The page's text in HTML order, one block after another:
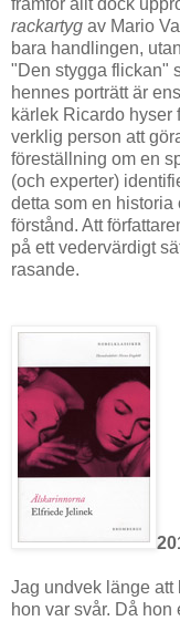
framför allt dock
rackartyg av Mario
bara handlingen,
"Den stygga flickan"
hennes porträtt är
kärlek Ricardo hyser
verklig person att
föreställning om en
(och experter)
detta som en
förstånd. Att
på ett vedervärdigt
rasande.
Jag undvek länge att
hon var svår. Då